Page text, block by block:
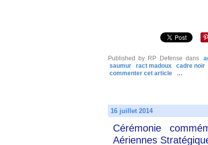
Published by RP Defense dans
saumur
ract madoux
cadre noir
commenter cet article
…
16 juillet 2014
Cérémonie
Aériennes